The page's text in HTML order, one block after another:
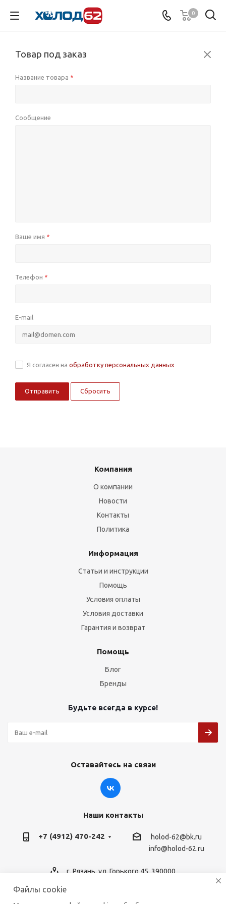
0
Товар под заказ
Название товара *
Сообщение
Ваше имя *
Телефон *
E-mail
Я согласен на обработку персональных данных
Сбросить
Компания
О компании
Новости
Контакты
Политика
Информация
Статьи и инструкции
Помощь
Условия оплаты
Условия доставки
Гарантия и возврат
Помощь
Блог
Бренды
Будьте всегда в курсе!
Оставайтесь на связи
Наши контакты
+7 (4912) 470-242
holod-62@bk.ru
info@holod-62.ru
г. Рязань, ул. Горького 45, 390000
Файлы cookie